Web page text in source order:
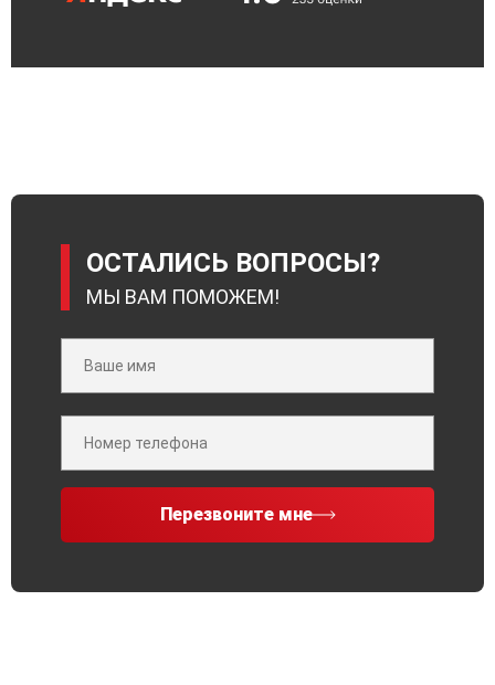
ОСТАЛИСЬ ВОПРОСЫ?
МЫ ВАМ ПОМОЖЕМ!
Перезвоните мне